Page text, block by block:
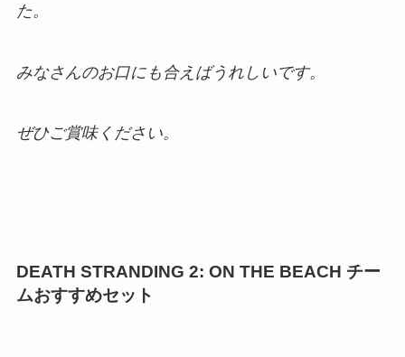
た。
みなさんのお口にも合えばうれしいです。
ぜひご賞味ください。
DEATH STRANDING 2: ON THE BEACH チー
ムおすすめセット